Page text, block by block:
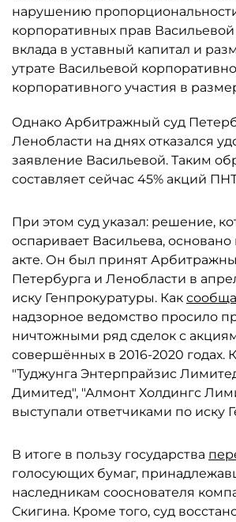
нарушению
корпоративных прав
вклада в уставный капитал и
утрате Васильевой
корпоративного участия в
Однако Арбитражный суд
Ленобласти на днях отказался
заявление Васильевой. Таким
составляет сейчас 45% акций
При этом суд указал: решение,
оспаривает Васильева,
акте. Он был принят
Петербурга и Ленобласти в
иску Генпрокуратуры. Как
надзорное ведомство просило
ничтожными ряд сделок с
совершённых в 2016-2020 годах.
"Туджунга Энтерпрайзис
Димитед", "Алмонт Холдингс
выступали ответчиками по иску
В итоге в пользу государства
голосующих бумаг,
наследникам сооснователя
Скигина. Кроме того, суд